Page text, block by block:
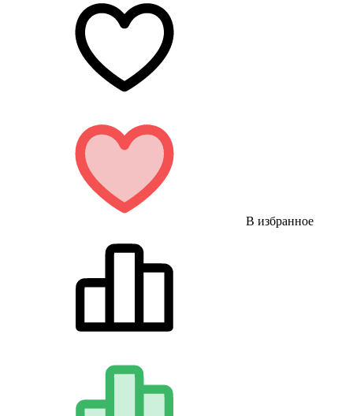
В избранное